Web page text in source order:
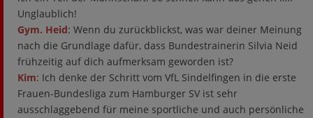
Unglaublich!
Gym. Heid: Wenn du zurückblickst, was war deiner Meinung
nach die Grundlage dafür, dass Bundestrainerin Silvia Neid
frühzeitig auf dich aufmerksam geworden ist?
Kim: Ich denke der Schritt vom VfL Sindelfingen in die erste
Frauen-Bundesliga zum Hamburger SV ist sehr
ausschlaggebend für meine sportliche und auch persönliche